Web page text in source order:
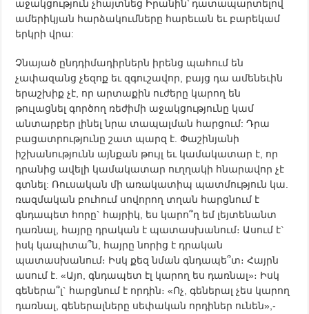
աջակցություն չհայտնեց Իրանին՝ դատապարտելով
ամերիկյան հարձակումները հարեւան եւ բարեկամ
երկրի վրա:
Չնայած ընդդիմադիրներն իրենց պահում են
չափազանց չեզոք եւ զգուշավոր, բայց դա ամենեւին
երաշխիք չէ, որ արտաքին ուժերը կարող են
թուլացնել գործող ռեժիմի աջակցությունը կամ
անտարբեր լինել նրա տապալման հարցում: Դրա
բացատրությունը շատ պարզ է. Փաշինյանի
իշխանությունն այնքան թույլ եւ կամակատար է, որ
դրանից ավելի կամակատար ուղղակի հնարավոր չէ
գտնել: Ռուսական մի առակատիպ պատմություն կա.
ռազմական բուհում սովորող տղան հարցնում է
գնդապետ հորը` հայրիկ, ես կարո՞ղ եմ լեյտենանտ
դառնալ, հայրը դրական է պատասխանում։ Ասում է`
իսկ կապիտա՞ն, հայրը նորից է դրական
պատասխանում։ Իսկ քեզ նման գնդապե՞տ։ Հայրն
ասում է. «Այո, գնդապետ էլ կարող ես դառնալ»։ Իսկ
գեներա՞լ` հարցնում է որդին։ «Ոչ, գեներալ չես կարող
դառնալ, գեներալները սեփական որդիներ ունեն»,-